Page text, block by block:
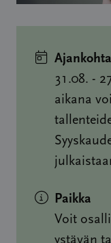
Ajankohta
31.08. -
aikana
Paikka
Voit
ystävän